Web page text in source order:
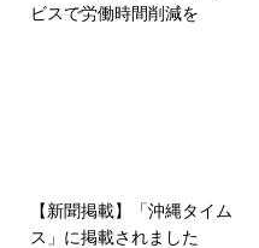
ビスで労働時間削減を
【新聞掲載】「沖縄タイム
ス」に掲載されました